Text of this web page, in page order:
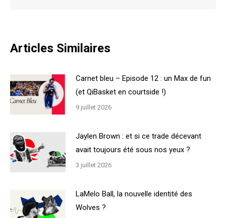
Articles Similaires
Carnet bleu – Episode 12 : un Max de fun
(et QiBasket en courtside !)
9 juillet 2026
Jaylen Brown : et si ce trade décevant
avait toujours été sous nos yeux ?
3 juillet 2026
LaMelo Ball, la nouvelle identité des
Wolves ?